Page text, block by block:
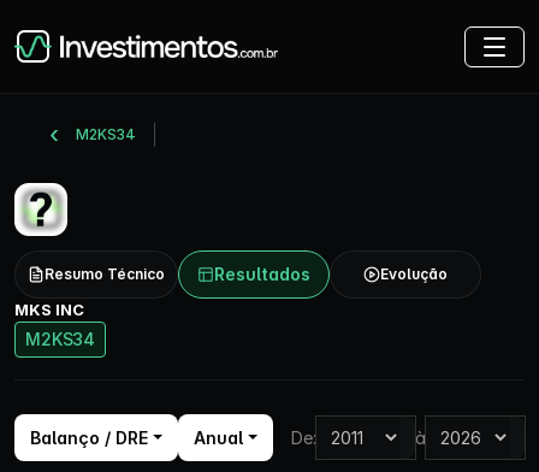
M2KS34
Resumo Técnico Resultados Evolução
MKS INC
M2KS34
Balanço / DRE Anual De: à